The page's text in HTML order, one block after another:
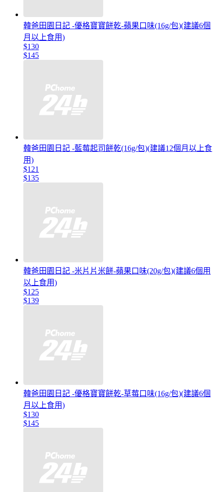
韓爸田園日記 -優格寶寶餅乾-蘋果口味(16g/包)(建議6個
月以上食用)
$130
$145
韓爸田園日記 -藍莓起司餅乾(16g/包)(建議12個月以上食
用)
$121
$135
韓爸田園日記 -米片片米餅-蘋果口味(20g/包)(建議6個用
以上食用)
$125
$139
韓爸田園日記 -優格寶寶餅乾-草莓口味(16g/包)(建議6個
月以上食用)
$130
$145